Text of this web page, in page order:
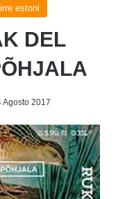
estoni
DEL
Agosto 2017